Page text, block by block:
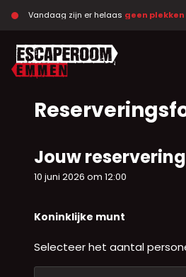
Vandaag zijn er helaas geen plekken
Jouw reservering
10 juni 2026 om 12:00
Koninklijke munt
Selecteer het aantal